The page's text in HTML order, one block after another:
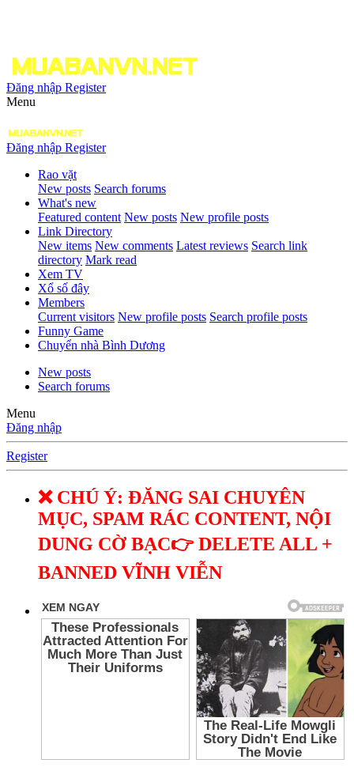
Đăng nhập Register
Menu
Đăng nhập Register
Rao vặt
New posts Search forums
What's new
Featured content New posts New profile posts
Link Directory
New items New comments Latest reviews Search link
directory Mark read
Xem TV
Xổ số đây
Members
Current visitors New profile posts Search profile posts
Funny Game
Chuyển nhà Bình Dương
New posts
Search forums
Menu
Đăng nhập
Register
❌ CHÚ Ý: ĐĂNG SAI CHUYÊN
MỤC, SPAM RÁC CONTENT, NỘI
DUNG CỜ BẠC👉 DELETE ALL +
BANNED VĨNH VIỄN